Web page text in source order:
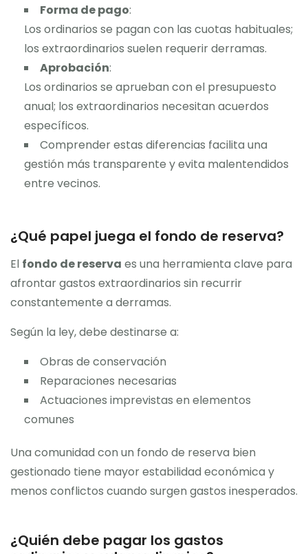
Forma de pago:
Los ordinarios se pagan con las cuotas habituales;
los extraordinarios suelen requerir derramas.
Aprobación:
Los ordinarios se aprueban con el presupuesto
anual; los extraordinarios necesitan acuerdos
específicos.
Comprender estas diferencias facilita una
gestión más transparente y evita malentendidos
entre vecinos.
¿Qué papel juega el fondo de reserva?
El fondo de reserva es una herramienta clave para
afrontar gastos extraordinarios sin recurrir
constantemente a derramas.
Según la ley, debe destinarse a:
Obras de conservación
Reparaciones necesarias
Actuaciones imprevistas en elementos
comunes
Una comunidad con un fondo de reserva bien
gestionado tiene mayor estabilidad económica y
menos conflictos cuando surgen gastos inesperados.
¿Quién debe pagar los gastos